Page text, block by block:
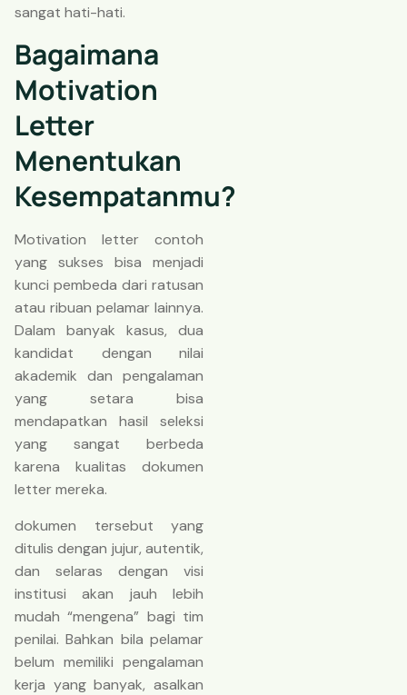
sangat hati-hati.
Bagaimana
Motivation
Letter
Menentukan
Kesempatanmu?
Motivation letter contoh
yang sukses bisa menjadi
kunci pembeda dari ratusan
atau ribuan pelamar lainnya.
Dalam banyak kasus, dua
kandidat dengan nilai
akademik dan pengalaman
yang setara bisa
mendapatkan hasil seleksi
yang sangat berbeda
karena kualitas dokumen
letter mereka.
dokumen tersebut yang
ditulis dengan jujur, autentik,
dan selaras dengan visi
institusi akan jauh lebih
mudah “mengena” bagi tim
penilai. Bahkan bila pelamar
belum memiliki pengalaman
kerja yang banyak, asalkan